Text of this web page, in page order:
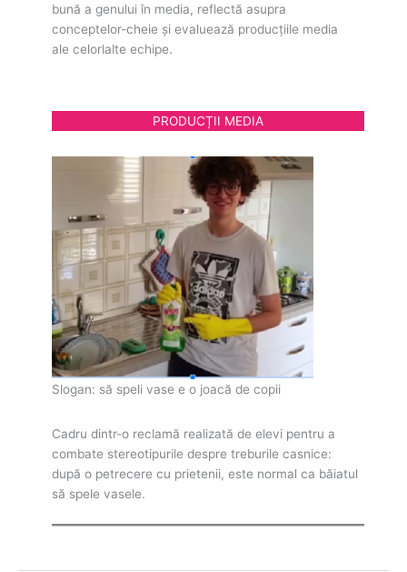
bună a genului în media, reflectă asupra
conceptelor-cheie și evaluează producțiile media
ale celorlalte echipe.
PRODUCȚII MEDIA
Slogan: să speli vase e o joacă de copii
Cadru dintr-o reclamă realizată de elevi pentru a
combate stereotipurile despre treburile casnice:
după o petrecere cu prietenii, este normal ca băiatul
să spele vasele.